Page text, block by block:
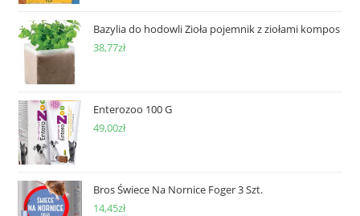
Bazylia do hodowli Zioła pojemnik z ziołami kompos
38,77zł
Enterozoo 100 G
49,00zł
Bros Świece Na Nornice Foger 3 Szt.
14,45zł